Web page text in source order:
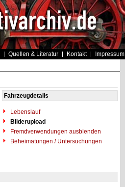
Quellen & Literatur Kontakt Impressum
Fahrzeugdetails
Lebenslauf
Bilderupload
Fremdverwendungen ausblenden
Beheimatungen / Untersuchungen